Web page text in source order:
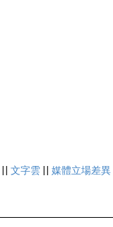
|| 文字雲 || 媒體立場差異